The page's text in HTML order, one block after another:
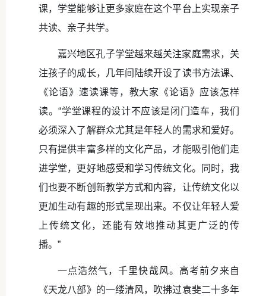
课，学堂能够让更多家庭在这个平台上实现亲子
共读、亲子共学。
嘉兴地区孔子学堂越来越关注家庭需求，关
注孩子的成长，几年间陆续开设了读书方法课、
《论语》速读课等，教大家《论语》应该怎样
读。“学堂课程的设计不应该是闭门造车，我们
必须深入了解群众尤其是年轻人的需求和爱好。
只有提供丰富多样的文化产品，才能吸引他们走
进学堂，更好地感受和学习传统文化。同时，我
们也要不断创新教学方式和内容，让传统文化以
更加生动有趣的形式呈现出来。不仅让年轻人爱
上传统文化，还能有效地推动其更广泛的传
播。”
一点浩然气，千里快哉风。高考前夕来自
《天龙八部》的一缕清风，吹拂过袁斐二十多年